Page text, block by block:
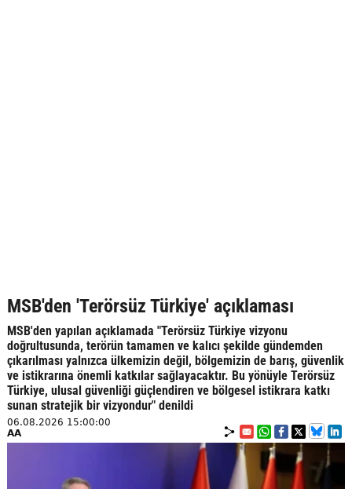
MSB'den 'Terörsüz Türkiye' açıklaması
MSB'den yapılan açıklamada "Terörsüz Türkiye vizyonu
doğrultusunda, terörün tamamen ve kalıcı şekilde gündemden
çıkarılması yalnızca ülkemizin değil, bölgemizin de barış, güvenlik
ve istikrarına önemli katkılar sağlayacaktır. Bu yönüyle Terörsüz
Türkiye, ulusal güvenliği güçlendiren ve bölgesel istikrara katkı
sunan stratejik bir vizyondur" denildi
06.08.2026 15:00:00
AA